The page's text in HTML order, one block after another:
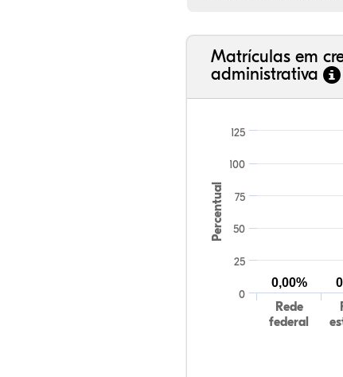
Matrículas em
administrativa
Percentual
Rede
federal
0
25
50
75
100
125
0,00%